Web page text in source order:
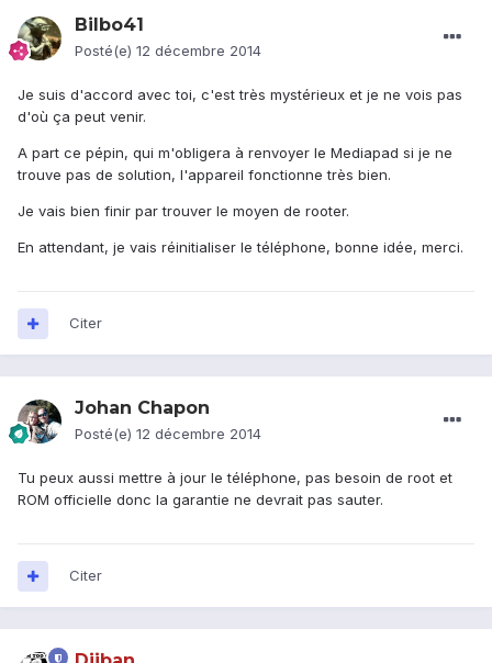
Bilbo41
Posté(e) 12 décembre 2014
Je suis d'accord avec toi, c'est très mystérieux et je ne vois pas
d'où ça peut venir.
A part ce pépin, qui m'obligera à renvoyer le Mediapad si je ne
trouve pas de solution, l'appareil fonctionne très bien.
Je vais bien finir par trouver le moyen de rooter.
En attendant, je vais réinitialiser le téléphone, bonne idée, merci.
Citer
Johan Chapon
Posté(e) 12 décembre 2014
Tu peux aussi mettre à jour le téléphone, pas besoin de root et
ROM officielle donc la garantie ne devrait pas sauter.
Citer